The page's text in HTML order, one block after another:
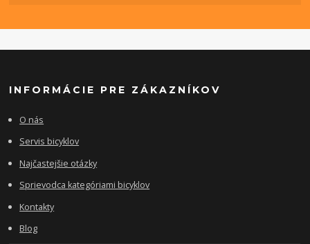
INFORMÁCIE PRE ZÁKAZNÍKOV
O nás
Servis bicyklov
Najčastejšie otázky
Sprievodca kategóriami bicyklov
Kontakty
Blog